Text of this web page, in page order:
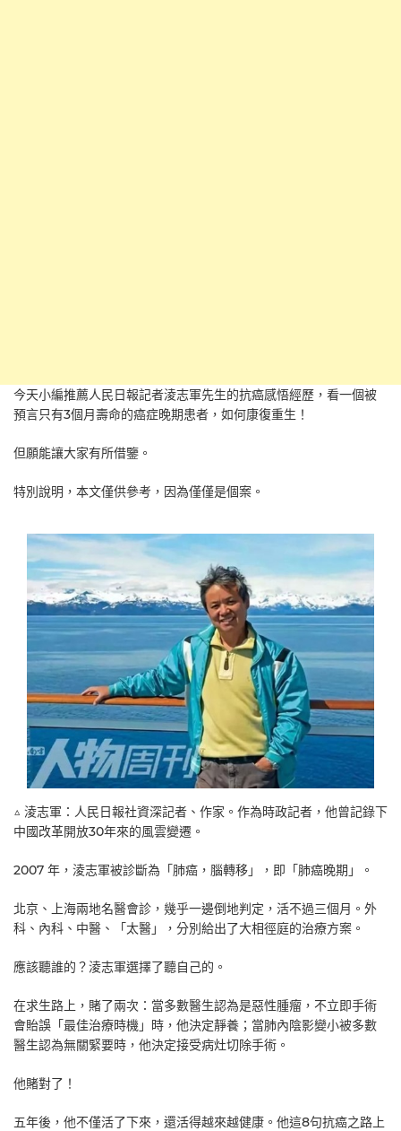
今天小編推薦人民日報記者淩志軍先生的抗癌感悟經歷，看一個被
預言只有3個月壽命的癌症晚期患者，如何康復重生！
但願能讓大家有所借鑒。
特別說明，本文僅供參考，因為僅僅是個案。
△ 淩志軍：人民日報社資深記者、作家。作為時政記者，他曾記錄下
中國改革開放30年來的風雲變遷。
2007 年，淩志軍被診斷為「肺癌，腦轉移」，即「肺癌晚期」。
北京、上海兩地名醫會診，幾乎一邊倒地判定，活不過三個月。外
科、內科、中醫、「太醫」，分別給出了大相徑庭的治療方案。
應該聽誰的？淩志軍選擇了聽自己的。
在求生路上，賭了兩次：當多數醫生認為是惡性腫瘤，不立即手術
會貽誤「最佳治療時機」時，他決定靜養；當肺內陰影變小被多數
醫生認為無關緊要時，他決定接受病灶切除手術。
他賭對了！
五年後，他不僅活了下來，還活得越來越健康。他這8句抗癌之路上